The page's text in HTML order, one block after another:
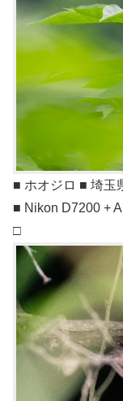
■ ホオジロ ■ 埼玉
■ Nikon D7200 +
□